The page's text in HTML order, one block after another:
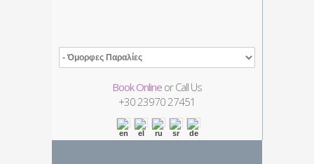
Book Online or Call Us
+3023970 27451